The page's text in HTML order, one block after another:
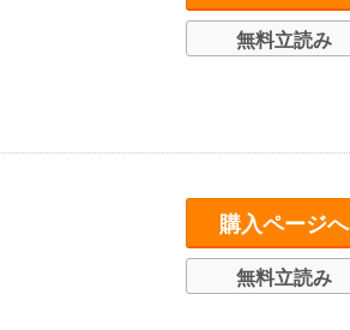
無料立読み
購入ページへ
無料立読み